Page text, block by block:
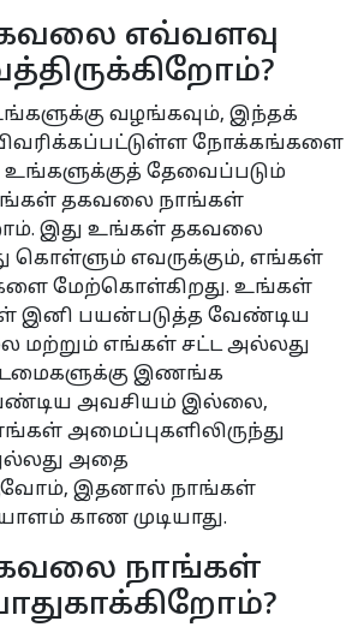
எவ்வளவு
உங்களுக்கு வழங்கவும், இந்தக்
நோக்கங்களை
தேவைப்படும்
தகவலை நாங்கள்
இது உங்கள் தகவலை
கொள்ளும் எவருக்கும், எங்கள்
மேற்கொள்கிறது. உங்கள்
இனி பயன்படுத்த வேண்டிய
மற்றும் எங்கள் சட்ட அல்லது
இணங்க
அவசியம் இல்லை,
அமைப்புகளிலிருந்து
அதை
இதனால் நாங்கள்
காண முடியாது.
நாங்கள்